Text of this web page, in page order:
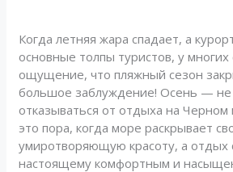
Когда летняя жара спадает, а
основные толпы туристов, у многих
ощущение, что пляжный сезон
большое заблуждение! Осень — не
отказываться от отдыха на
это пора, когда море раскрывает
умиротворяющую красоту, а отдых
настоящему комфортным и